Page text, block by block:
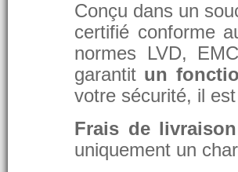
Conçu dans un
certifié conforme
normes LVD,
garantit un
votre sécurité, il
Frais de
uniquement un